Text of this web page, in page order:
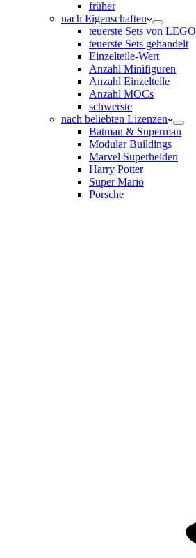
früher
nach Eigenschaften
teuerste Sets von LEGO
teuerste Sets gehandelt
Einzelteile-Wert
Anzahl Minifiguren
Anzahl Einzelteile
Anzahl MOCs
schwerste
nach beliebten Lizenzen
Batman & Superman
Modular Buildings
Marvel Superhelden
Harry Potter
Super Mario
Porsche